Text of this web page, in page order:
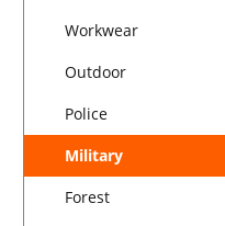
Workwear
Outdoor
Police
Military
Forest